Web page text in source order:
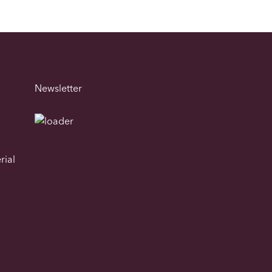
Newsletter